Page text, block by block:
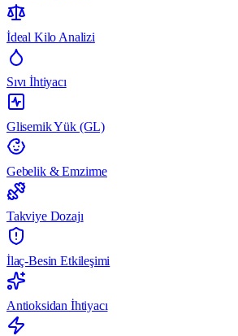
İdeal Kilo Analizi
Sıvı İhtiyacı
Glisemik Yük (GL)
Gebelik & Emzirme
Takviye Dozajı
İlaç-Besin Etkileşimi
Antioksidan İhtiyacı